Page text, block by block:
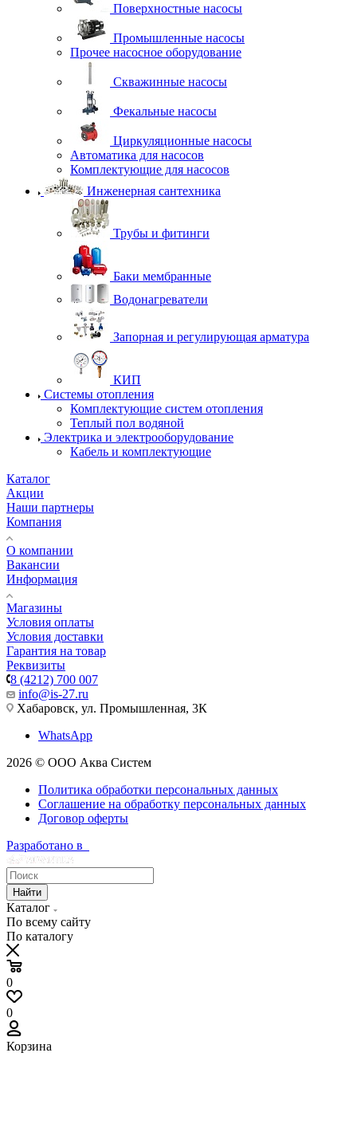
Поверхностные насосы
Промышленные насосы
Прочее насосное оборудование
Скважинные насосы
Фекальные насосы
Циркуляционные насосы
Автоматика для насосов
Комплектующие для насосов
Инженерная сантехника
Трубы и фитинги
Баки мембранные
Водонагреватели
Запорная и регулирующая арматура
КИП
Системы отопления
Комплектующие систем отопления
Теплый пол водяной
Электрика и электрооборудование
Кабель и комплектующие
Каталог
Акции
Наши партнеры
Компания
О компании
Вакансии
Информация
Магазины
Условия оплаты
Условия доставки
Гарантия на товар
Реквизиты
8 (4212) 700 007
info@is-27.ru
Хабаровск, ул. Промышленная, 3К
WhatsApp
2026 © ООО Аква Систем
Политика обработки персональных данных
Соглашение на обработку персональных данных
Договор оферты
Разработано в
Найти
Каталог
По всему сайту
По каталогу
0
0
Корзина